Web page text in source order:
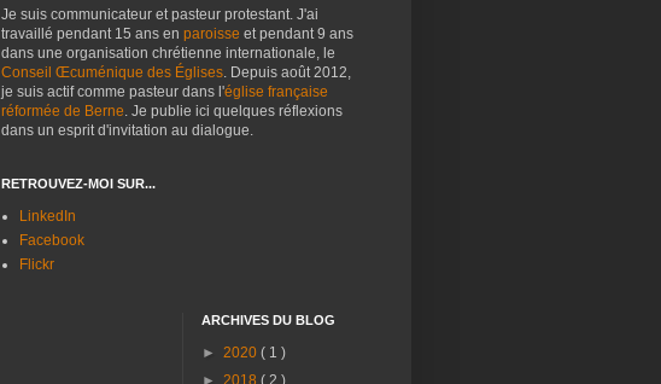
Je suis communicateur etpasteur protestant. J'ai
travaillé pendant 15 ans en paroisse et pendant 9 ans
dans une organisation chrétienne internationale, le
Conseil Œcuménique des Églises. Depuis août 2012,
je suis actif comme pasteur dans l'église française
réformée de Berne. Je publie ici quelques réflexions
dans un esprit d'invitation au dialogue.
RETROUVEZ-MOI SUR...
LinkedIn
Facebook
Flickr
ARCHIVES DU BLOG
► 2020 ( 1 )